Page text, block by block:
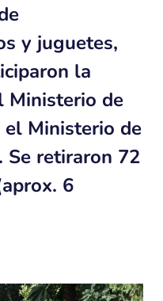
y juguetes,
la
Ministerio de
Ministerio de
Se retiraron 72
6